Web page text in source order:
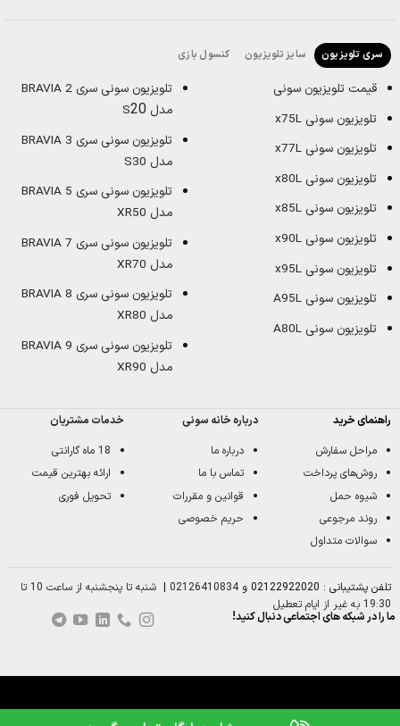
سری تلویزیون سایز تلویزیون کنسول بازی
قیمت تلویزیون سونی
تلویزیون سونی x75L
تلویزیون سونی x77L
تلویزیون سونی x80L
تلویزیون سونی x85L
تلویزیون سونی x90L
تلویزیون سونی x95L
تلویزیون سونی A95L
تلویزیون سونی A80L
تلویزیون سونی سری BRAVIA 2
مدل S 20
تلویزیون سونی سری BRAVIA 3
مدل S30
تلویزیون سونی سری BRAVIA 5
مدل XR50
تلویزیون سونی سری BRAVIA 7
مدل XR70
تلویزیون سونی سری BRAVIA 8
مدل XR80
تلویزیون سونی سری BRAVIA 9
مدل XR90
راهنمای خرید
مراحل سفارش
روش‌های پرداخت
شیوه حمل
روند مرجوعی
سوالات متداول
درباره خانه سونی
درباره ما
تماس با ما
قوانین و مقررات
حریم خصوصی
خدمات مشتریان
18 ماه گارانتی
ارائه بهترین قیمت
تحویل فوری
تلفن پشتیبانی : 02122922020 و 02126410834
|
شنبه تا پنجشنبه از ساعت 10 تا
19:30 به غیر از ایام تعطیل
ما را در شبکه های اجتماعی دنبال کنید!